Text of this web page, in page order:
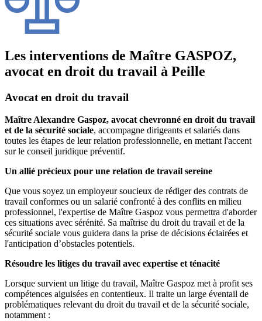
Les interventions de Maître GASPOZ,
avocat en droit du travail à Peille
Avocat en droit du travail
Maître Alexandre Gaspoz, avocat chevronné en droit du travail
et de la sécurité sociale, accompagne dirigeants et salariés dans
toutes les étapes de leur relation professionnelle, en mettant l'accent
sur le conseil juridique préventif.
Un allié précieux pour une relation de travail sereine
Que vous soyez un employeur soucieux de rédiger des contrats de
travail conformes ou un salarié confronté à des conflits en milieu
professionnel, l'expertise de Maître Gaspoz vous permettra d'aborder
ces situations avec sérénité. Sa maîtrise du droit du travail et de la
sécurité sociale vous guidera dans la prise de décisions éclairées et
l'anticipation d’obstacles potentiels.
Résoudre les litiges du travail avec expertise et ténacité
Lorsque survient un litige du travail, Maître Gaspoz met à profit ses
compétences aiguisées en contentieux. Il traite un large éventail de
problématiques relevant du droit du travail et de la sécurité sociale,
notamment :